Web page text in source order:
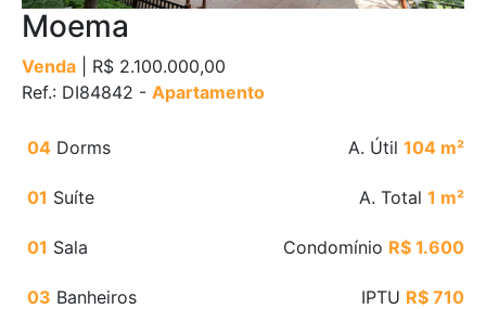
Moema
Venda | R$ 2.100.000,00
Ref.: DI84842 - Apartamento
04 Dorms
01 Suíte
01 Sala
03 Banheiros
A. Útil 104 m²
A. Total 1 m²
Condomínio R$ 1.600
IPTU R$ 710